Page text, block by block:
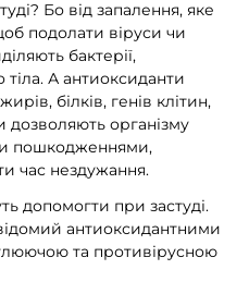
Бо від запалення, яке
подолати віруси чи
бактерії,
А антиоксиданти
білків, генів клітин,
дозволяють організму
пошкодженнями,
час нездужання.
допомогти при застуді.
антиоксидантними
та противірусною